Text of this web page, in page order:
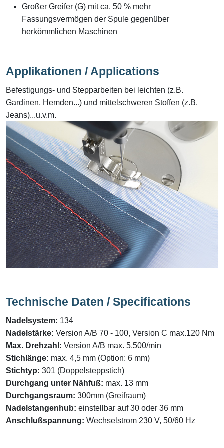
Großer Greifer (G) mit ca. 50 % mehr
Fassungsvermögen der Spule gegenüber
herkömmlichen Maschinen
Applikationen / Applications
Befestigungs- und Stepparbeiten bei leichten (z.B.
Gardinen, Hemden...) und mittelschweren Stoffen (z.B.
Jeans)...u.v.m.
Technische Daten / Specifications
Nadelsystem: 134
Nadelstärke: Version A/B 70 - 100, Version C max.120 Nm
Max. Drehzahl: Version A/B max. 5.500/min
Stichlänge: max. 4,5 mm (Option: 6 mm)
Stichtyp: 301 (Doppelsteppstich)
Durchgang unter Nähfuß: max. 13 mm
Durchgangsraum: 300mm (Greifraum)
Nadelstangenhub: einstellbar auf 30 oder 36 mm
Anschlußspannung: Wechselstrom 230 V, 50/60 Hz